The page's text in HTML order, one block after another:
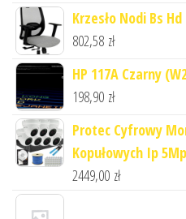
Krzesło Nodi Bs Hd
802,58 zł
HP 117A Czarny
198,90 zł
Protec Cyfrowy
Kopułowych Ip
2449,00 zł